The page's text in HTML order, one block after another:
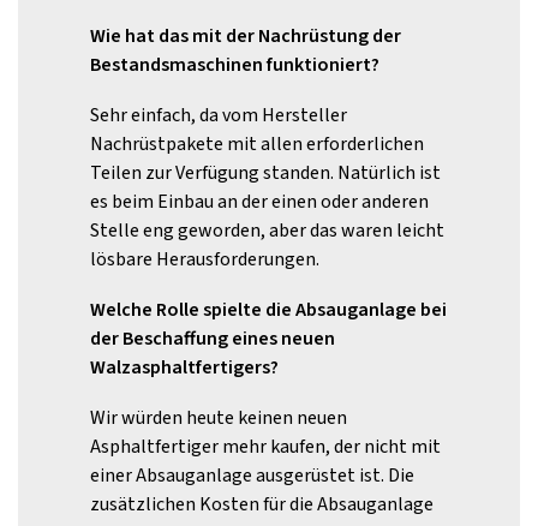
Wie hat das mit der Nachrüstung der
Bestandsmaschinen funktioniert?
Sehr einfach, da vom Hersteller
Nachrüstpakete mit allen erforderlichen
Teilen zur Verfügung standen. Natürlich ist
es beim Einbau an der einen oder anderen
Stelle eng geworden, aber das waren leicht
lösbare Herausforderungen.
Welche Rolle spielte die Absauganlage bei
der Beschaffung eines neuen
Walzasphaltfertigers?
Wir würden heute keinen neuen
Asphaltfertiger mehr kaufen, der nicht mit
einer Absauganlage ausgerüstet ist. Die
zusätzlichen Kosten für die Absauganlage